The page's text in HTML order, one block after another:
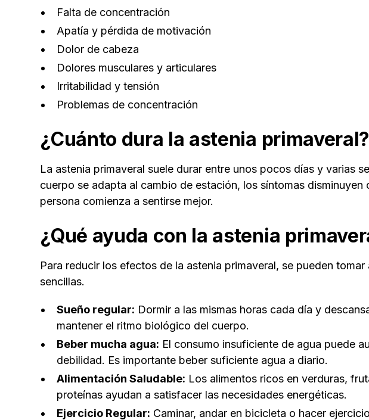
Falta de concentración
Apatía y pérdida de motivación
Dolor de cabeza
Dolores musculares y articulares
Irritabilidad y tensión
Problemas de concentración
¿Cuánto dura la astenia primaveral?
La astenia primaveral suele durar entre unos pocos días y varias
cuerpo se adapta al cambio de estación, los síntomas disminuyen
persona comienza a sentirse mejor.
¿Qué ayuda con la astenia
Para reducir los efectos de la astenia primaveral, se pueden tomar
sencillas.
Sueño regular: Dormir a las mismas horas cada día y
mantener el ritmo biológico del cuerpo.
Beber mucha agua: El consumo insuficiente de agua puede
debilidad. Es importante beber suficiente agua a diario.
Alimentación Saludable: Los alimentos ricos en verduras,
proteínas ayudan a satisfacer las necesidades energéticas.
Ejercicio Regular: Caminar, andar en bicicleta o hacer